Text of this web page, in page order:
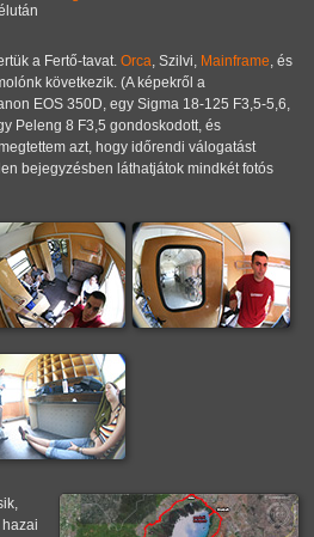
a Fertő-tavat. Orca, Szilvi, Mainframe, és
következik. (A képekről a
EOS 350D, egy Sigma 18-125 F3,5-5,6,
Peleng 8 F3,5 gondoskodott, és
azt, hogy időrendi válogatást
bejegyzésben láthatjátok mindkét fotós